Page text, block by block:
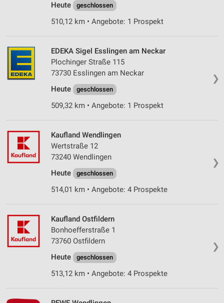
Heute
geschlossen
510,12 km • Angebote: 1 Prospekt
❯
EDEKA Sigel Esslingen am Neckar
Plochinger Straße 115
73730 Esslingen am Neckar
Heute
geschlossen
509,32 km • Angebote: 1 Prospekt
❯
Kaufland Wendlingen
Wertstraße 12
73240 Wendlingen
Heute
geschlossen
514,01 km • Angebote: 4 Prospekte
❯
Kaufland Ostfildern
Bonhoefferstraße 1
73760 Ostfildern
Heute
geschlossen
513,12 km • Angebote: 4 Prospekte